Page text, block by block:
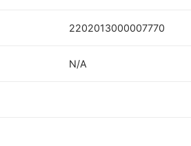
2202013000007770
N/A